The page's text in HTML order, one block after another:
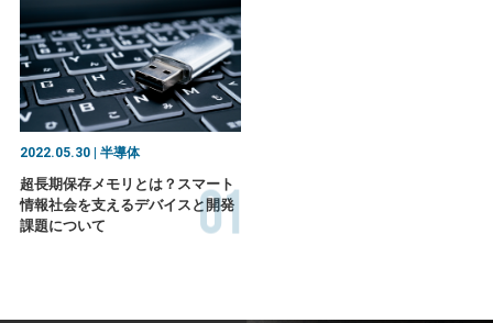
2022.05.30 | 半導体
超長期保存メモリとは？スマート
情報社会を支えるデバイスと開発
課題について
01